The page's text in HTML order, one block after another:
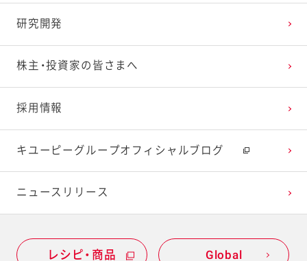
研究開発
株主・投資家の皆さまへ
採用情報
キユーピーグループオフィシャルブログ
ニュースリリース
レシピ・商品 Global